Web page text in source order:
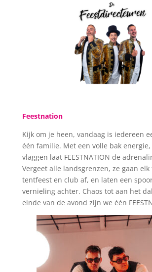
Feestnation
Kijk om je heen, vandaag is iedereen
één familie. Met een volle bak
vlaggen laat FEESTNATION de
Vergeet alle landsgrenzen, ze gaan elk
tentfeest en club af, en laten een
vernieling achter. Chaos tot aan het
einde van de avond zijn we één